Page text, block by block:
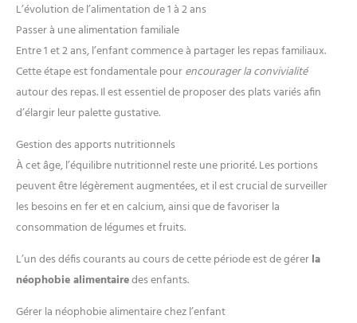
L’évolution de l’alimentation de 1 à 2 ans
Passer à une alimentation familiale
Entre 1 et 2 ans, l’enfant commence à partager les repas familiaux.
Cette étape est fondamentale pourencourager la convivialité
autour des repas. Il est essentiel de proposer des plats variés afin
d’élargir leur palette gustative.
Gestion des apports nutritionnels
À cet âge, l’équilibre nutritionnel reste une priorité. Les portions
peuvent être légèrement augmentées, et il est crucial de surveiller
les besoins en fer et en calcium, ainsi que de favoriser la
consommation de légumes et fruits.
L’un des défis courants au cours de cette période est de gérerla
néophobie alimentairedes enfants.
Gérer la néophobie alimentaire chez l’enfant